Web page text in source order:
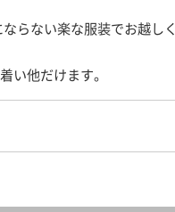
らない楽な服装でお越しく
い他だけます。